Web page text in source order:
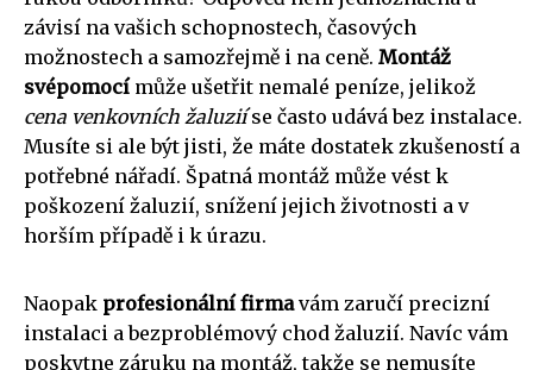
závisí na vašich schopnostech, časových
možnostech a samozřejmě i na ceně. Montáž
svépomocí může ušetřit nemalé peníze, jelikož
cena venkovních žaluziíse často udává bez instalace.
Musíte si ale být jisti, že máte dostatek zkušeností a
potřebné nářadí. Špatná montáž může vést k
poškození žaluzií, snížení jejich životnosti a v
horším případě i k úrazu.
Naopak profesionální firmavám zaručí precizní
instalaci a bezproblémový chod žaluzií. Navíc vám
poskytne záruku na montáž, takže se nemusíte